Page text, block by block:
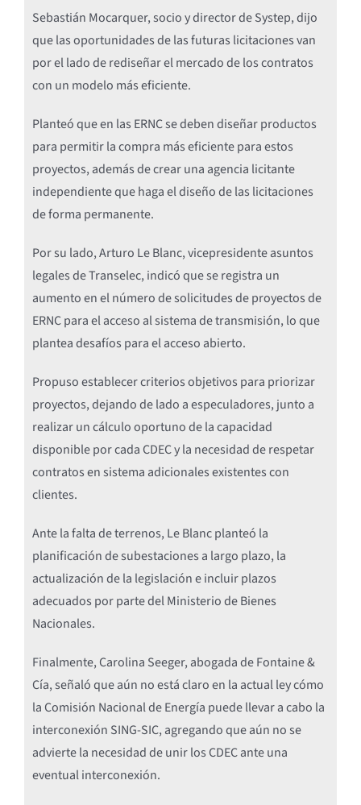
Sebastián Mocarquer, socio y director de Systep, dijo
que las oportunidades de las futuras licitaciones van
por el lado de rediseñar el mercado de los contratos
con un modelo más eficiente.
Planteó que en las ERNC se deben diseñar productos
para permitir la compra más eficiente para estos
proyectos, además de crear una agencia licitante
independiente que haga el diseño de las licitaciones
de forma permanente.
Por su lado, Arturo Le Blanc, vicepresidente asuntos
legales de Transelec, indicó que se registra un
aumento en el número de solicitudes de proyectos de
ERNC para el acceso al sistema de transmisión, lo que
plantea desafíos para el acceso abierto.
Propuso establecer criterios objetivos para priorizar
proyectos, dejando de lado a especuladores, junto a
realizar un cálculo oportuno de la capacidad
disponible por cada CDEC y la necesidad de respetar
contratos en sistema adicionales existentes con
clientes.
Ante la falta de terrenos, Le Blanc planteó la
planificación de subestaciones a largo plazo, la
actualización de la legislación e incluir plazos
adecuados por parte del Ministerio de Bienes
Nacionales.
Finalmente, Carolina Seeger, abogada de Fontaine &
Cía, señaló que aún no está claro en la actual ley cómo
la Comisión Nacional de Energía puede llevar a cabo la
interconexión SING-SIC, agregando que aún no se
advierte la necesidad de unir los CDEC ante una
eventual interconexión.